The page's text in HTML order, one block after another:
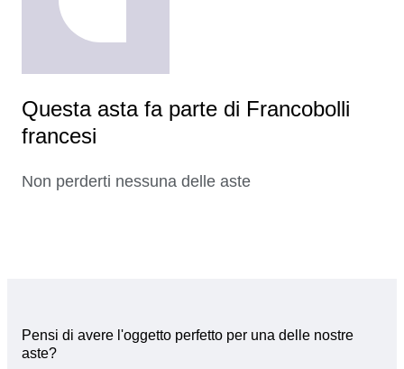
Questa asta fa parte di Francobolli
francesi
Non perderti nessuna delle aste
Pensi di avere l'oggetto perfetto per una delle nostre
aste?